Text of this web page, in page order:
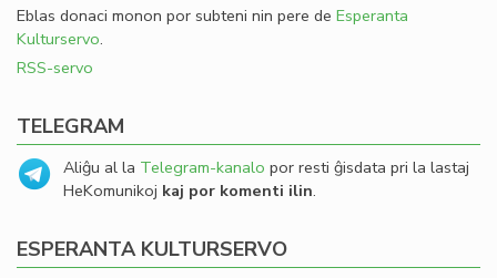
Eblas donaci monon por subteni nin pere de Esperanta
Kulturservo.
RSS-servo
TELEGRAM
Aliĝu al la Telegram-kanalo por resti ĝisdata pri la lastaj
HeKomunikoj kaj por komenti ilin.
ESPERANTA KULTURSERVO